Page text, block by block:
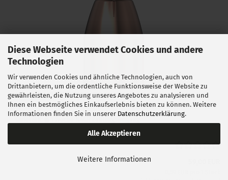
Diese Webseite verwendet Cookies und andere
Technologien
Wir verwenden Cookies und ähnliche Technologien, auch von
Drittanbietern, um die ordentliche Funktionsweise der Website zu
gewährleisten, die Nutzung unseres Angebotes zu analysieren und
Ihnen ein bestmögliches Einkaufserlebnis bieten zu können. Weitere
Informationen finden Sie in unserer Datenschutzerklärung.
Alle Akzeptieren
Weitere Informationen
Hornady .452 XTP 240gr 100 Stück